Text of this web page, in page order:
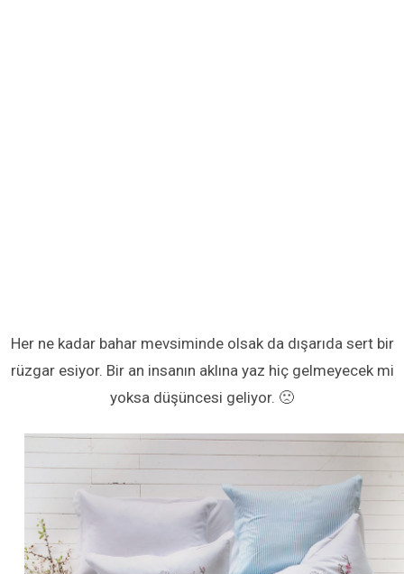
Her ne kadar bahar mevsiminde olsak da dışarıda sert bir
rüzgar esiyor. Bir an insanın aklına yaz hiç gelmeyecek mi
yoksa düşüncesi geliyor. 🙁